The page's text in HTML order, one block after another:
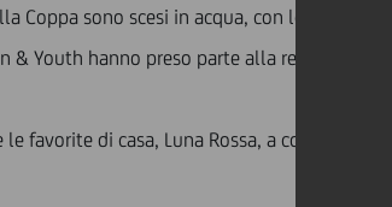
sono scesi in acqua, con le prime
Youth hanno preso parte alla regata,
favorite di casa, Luna Rossa, a conquistare